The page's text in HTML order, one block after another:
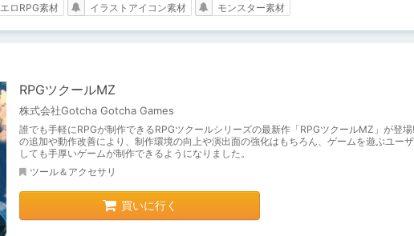
エロRPG素材 イラストアイコン素材 モンスター素材
RPGツクールMZ
株式会社Gotcha Gotcha Games
誰でも手軽にRPGが制作できるRPGツクールシリーズの最新作「RPGツクールMZ」が登
の追加や動作改善により、制作環境の向上や演出面の強化はもちろん、ゲームを遊ぶユー
しても手厚いゲームが制作できるようになりました。
ツール＆アクセサリ
買いに行く